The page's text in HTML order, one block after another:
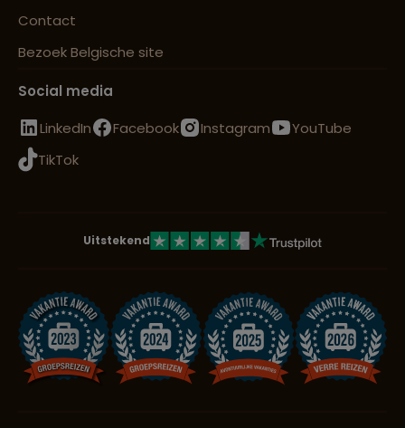
Contact
Bezoek Belgische site
Social media
LinkedIn
Facebook Instagram
YouTube
TikTok
Uitstekend